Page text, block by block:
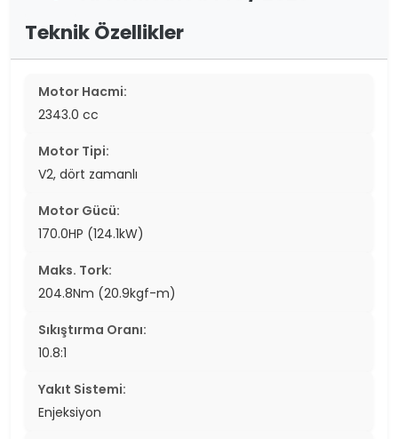
Teknik Özellikler
Motor Hacmi:
2343.0 cc
Motor Tipi:
V2, dört zamanlı
Motor Gücü:
170.0HP (124.1kW)
Maks. Tork:
204.8Nm (20.9kgf-m)
Sıkıştırma Oranı:
10.8:1
Yakıt Sistemi:
Enjeksiyon